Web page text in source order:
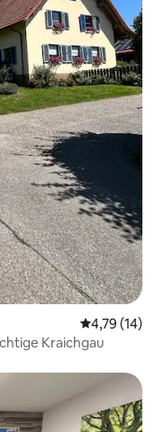
Gemiddelde
4,79 (14)
Kraichgau